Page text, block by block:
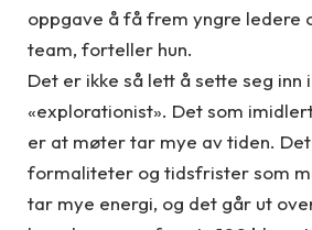
oppgave å få frem yngre ledere
team, forteller hun.
Det er ikke så lett å sette seg inn
«explorationist». Det som
er at møter tar mye av tiden.
formaliteter og tidsfrister som
tar mye energi, og det går ut